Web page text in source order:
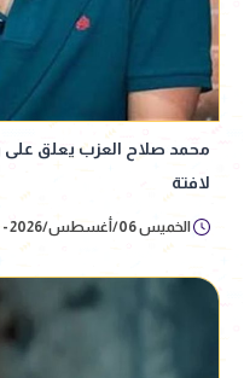
محمد صلاح العزب يعلق على
لافتة
الخميس 06/أغسطس/2026 - 06:27 م